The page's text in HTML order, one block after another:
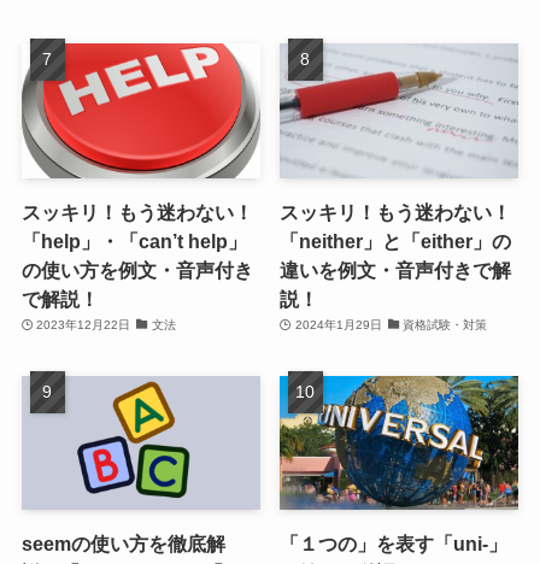
スッキリ！もう迷わない！
「help」・「can’t help」
の使い方を例文・音声付き
で解説！
2023年12月22日 文法
スッキリ！もう迷わない！
「neither」と「either」の
違いを例文・音声付きで解
説！
2024年1月29日 資格試験・対策
seemの使い方を徹底解
「１つの」を表す「uni-」